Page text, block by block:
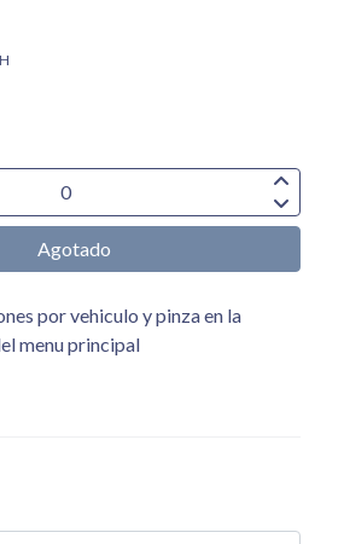
Agotado
por vehiculo y pinza en la
menu principal